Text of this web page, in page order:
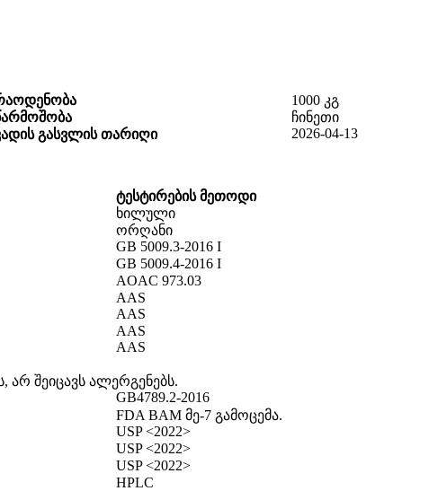
1000 კგ
ჩინეთი
გასვლის თარიღი 2026-04-13
ტესტირების მეთოდი
ხილული
ორღანი
GB 5009.3-2016 I
GB 5009.4-2016 I
AOAC 973.03
AAS
AAS
AAS
AAS
არ შეიცავს ალერგენებს.
GB4789.2-2016
FDA BAM მე-7 გამოცემა.
USP <2022>
USP <2022>
USP <2022>
HPLC